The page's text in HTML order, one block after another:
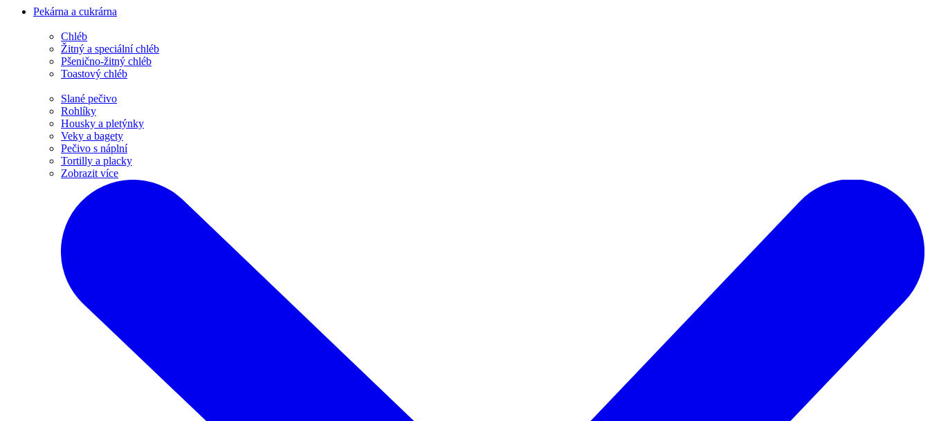
Pekárna a cukrárna
Chléb
Žitný a speciální chléb
Pšenično-žitný chléb
Toastový chléb
Slané pečivo
Rohlíky
Housky a pletýnky
Veky a bagety
Pečivo s náplní
Tortilly a placky
Zobrazit více